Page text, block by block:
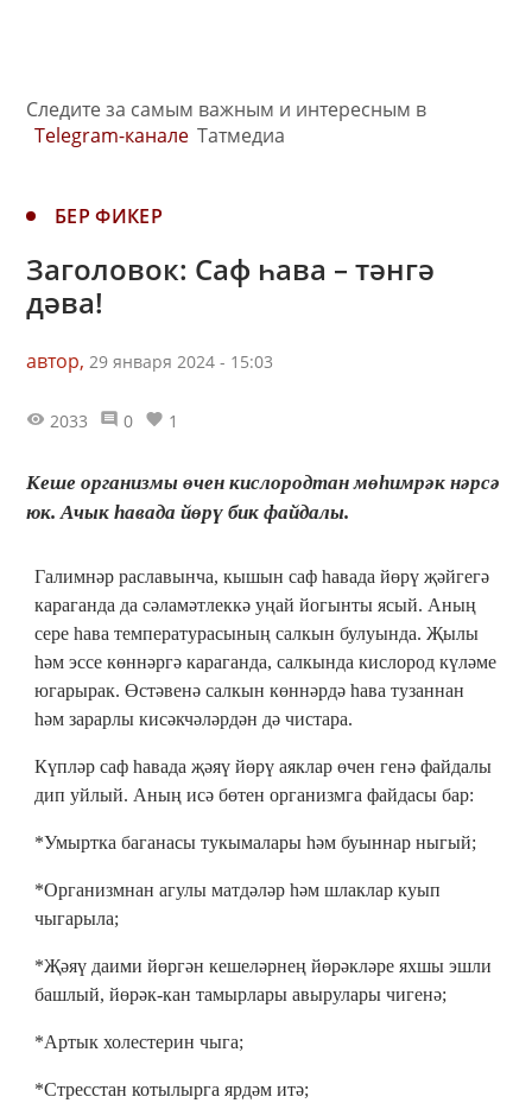
Следите за самым важным и интересным в
Telegram-канале Татмедиа
БЕР ФИКЕР
Заголовок: Саф һава – тәнгә
дәва!
автор, 29 января 2024 - 15:03
2033 0 1
Кеше организмы өчен кислородтан мөһимрәк нәрсә
юк. Ачык һавада йөрү бик файдалы.
Галимнәр раславынча, кышын саф һавада йөрү җәйгегә
караганда да сәламәтлеккә уңай йогынты ясый. Аның
сере һава температурасының салкын булуында. Җылы
һәм эссе көннәргә караганда, салкында кислород күләме
югарырак. Өстәвенә салкын көннәрдә һава тузаннан
һәм зарарлы кисәкчәләрдән дә чистара.
Күпләр саф һавада җәяү йөрү аяклар өчен генә файдалы
дип уйлый. Аның исә бөтен организмга файдасы бар:
*Умыртка баганасы тукымалары һәм буыннар ныгый;
*Организмнан агулы матдәләр һәм шлаклар куып
чыгарыла;
*Җәяү даими йөргән кешеләрнең йөрәкләре яхшы эшли
башлый, йөрәк-кан тамырлары авырулары чигенә;
*Артык холестерин чыга;
*Стресстан котылырга ярдәм итә;